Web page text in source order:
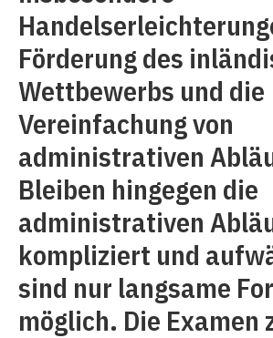
Förderung des
Wettbewerbs und die
Vereinfachung von
administrativen
Bleiben hingegen die
administrativen
kompliziert und
sind nur langsame
möglich. Die Examen